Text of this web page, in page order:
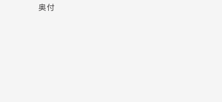
奥付